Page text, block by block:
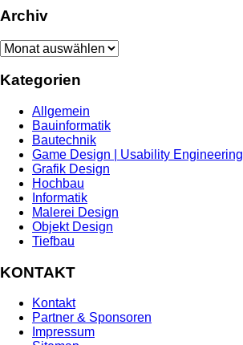
Archiv
Archiv
Kategorien
Allgemein
Bauinformatik
Bautechnik
Game Design | Usability Engineering
Grafik Design
Hochbau
Informatik
Malerei Design
Objekt Design
Tiefbau
KONTAKT
Kontakt
Partner & Sponsoren
Impressum